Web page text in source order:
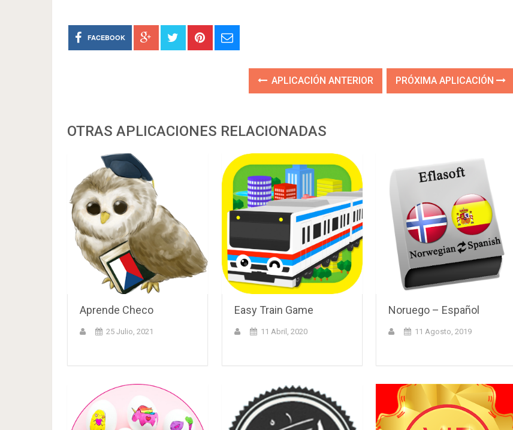
FACEBOOK
APLICACIÓN ANTERIOR PRÓXIMA APLICACIÓN
OTRAS APLICACIONES RELACIONADAS
Aprende Checo
25 Julio, 2021
Easy Train Game
11 Abril, 2020
Noruego – Español
11 Agosto, 2019